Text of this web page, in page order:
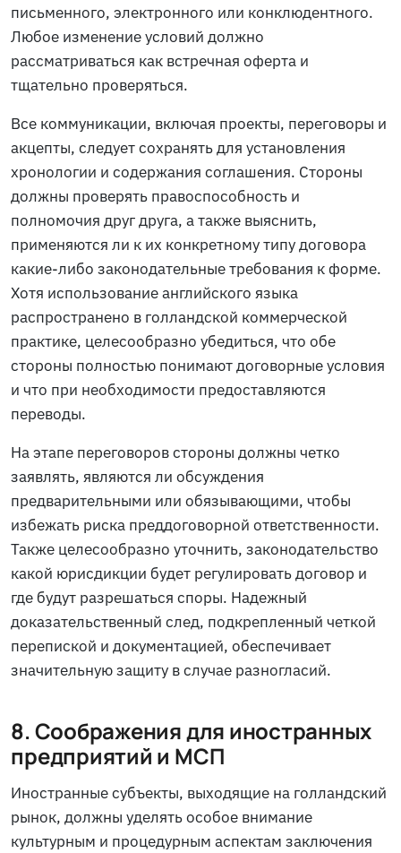
письменного, электронного или конклюдентного.
Любое изменение условий должно
рассматриваться как встречная оферта и
тщательно проверяться.
Все коммуникации, включая проекты, переговоры и
акцепты, следует сохранять для установления
хронологии и содержания соглашения. Стороны
должны проверять правоспособность и
полномочия друг друга, а также выяснить,
применяются ли к их конкретному типу договора
какие-либо законодательные требования к форме.
Хотя использование английского языка
распространено в голландской коммерческой
практике, целесообразно убедиться, что обе
стороны полностью понимают договорные условия
и что при необходимости предоставляются
переводы.
На этапе переговоров стороны должны четко
заявлять, являются ли обсуждения
предварительными или обязывающими, чтобы
избежать риска преддоговорной ответственности.
Также целесообразно уточнить, законодательство
какой юрисдикции будет регулировать договор и
где будут разрешаться споры. Надежный
доказательственный след, подкрепленный четкой
перепиской и документацией, обеспечивает
значительную защиту в случае разногласий.
8. Соображения для иностранных
предприятий и МСП
Иностранные субъекты, выходящие на голландский
рынок, должны уделять особое внимание
культурным и процедурным аспектам заключения